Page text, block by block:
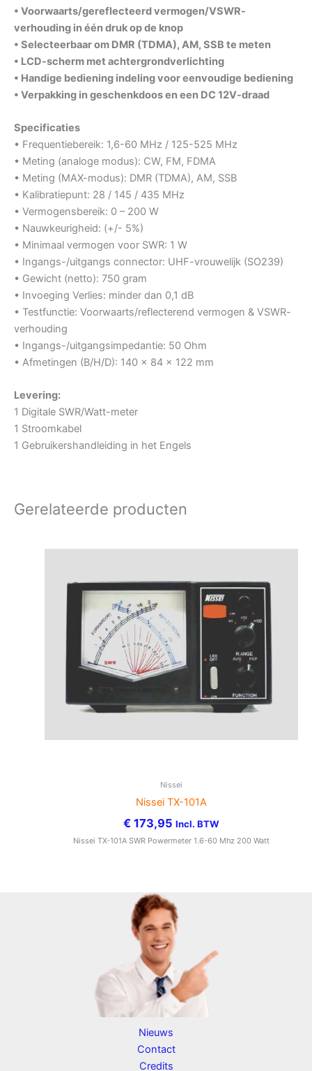
• Voorwaarts/gereflecteerd vermogen/VSWR-
verhouding in één druk op de knop
• Selecteerbaar om DMR (TDMA), AM, SSB te meten
• LCD-scherm met achtergrondverlichting
• Handige bediening indeling voor eenvoudige bediening
• Verpakking in geschenkdoos en een DC 12V-draad
Specificaties
• Frequentiebereik: 1,6-60 MHz / 125-525 MHz
• Meting (analoge modus): CW, FM, FDMA
• Meting (MAX-modus): DMR (TDMA), AM, SSB
• Kalibratiepunt: 28 / 145 / 435 MHz
• Vermogensbereik: 0 – 200 W
• Nauwkeurigheid: (+/- 5%)
• Minimaal vermogen voor SWR: 1 W
• Ingangs-/uitgangs connector: UHF-vrouwelijk (SO239)
• Gewicht (netto): 750 gram
• Invoeging Verlies: minder dan 0,1 dB
• Testfunctie: Voorwaarts/reflecterend vermogen & VSWR-
verhouding
• Ingangs-/uitgangsimpedantie: 50 Ohm
• Afmetingen (B/H/D): 140 x 84 x 122 mm
Levering:
1 Digitale SWR/Watt-meter
1 Stroomkabel
1 Gebruikershandleiding in het Engels
Gerelateerde producten
Nissei
Nissei TX-101A
€173,95 Incl. BTW
Nissei TX-101A SWR Powermeter 1.6-60 Mhz 200 Watt
Nieuws
Contact
Credits